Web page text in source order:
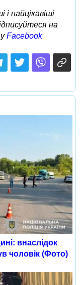
найцікавіші
на
Facebook
внаслідок
чоловік (Фото)